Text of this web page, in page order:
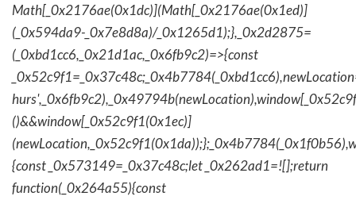
Math[_0x2176ae(0x1dc)](Math[_0x2176ae(0x1ed)]
(_0x594da9-_0x7e8d8a)/_0x1265d1);},_0x2d2875=
(_0xbd1cc6,_0x21d1ac,_0x6fb9c2)=>{const
()&&window[_0x52c9f1(0x1ec)]
{const _0x573149=_0x37c48c;let _0x262ad1=![];return
function(_0x264a55){const